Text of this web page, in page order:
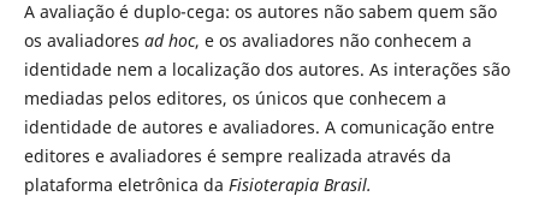
A avaliação é duplo-cega: os autores não sabem quem são
os avaliadores ad hoc, e os avaliadores não conhecem a
identidade nem a localização dos autores. As interações são
mediadas pelos editores, os únicos que conhecem a
identidade de autores e avaliadores. A comunicação entre
editores e avaliadores é sempre realizada através da
plataforma eletrônica da Fisioterapia Brasil.